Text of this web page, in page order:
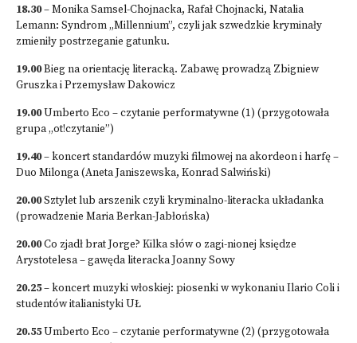
18.30– Monika Samsel-Chojnacka, Rafał Chojnacki, Natalia
Lemann: Syndrom „Millennium”, czyli jak szwedzkie kryminały
zmieniły postrzeganie gatunku.
19.00Bieg na orientację literacką. Zabawę prowadzą Zbigniew
Gruszka i Przemysław Dakowicz
19.00Umberto Eco – czytanie performatywne (1) (przygotowała
grupa „ot!czytanie”)
19.40– koncert standardów muzyki filmowej na akordeon i harfę –
Duo Milonga (Aneta Janiszewska, Konrad Salwiński)
20.00Sztylet lub arszenik czyli kryminalno-literacka układanka
(prowadzenie Maria Berkan-Jabłońska)
20.00Co zjadł brat Jorge? Kilka słów o zagi-nionej księdze
Arystotelesa – gawęda literacka Joanny Sowy
20.25– koncert muzyki włoskiej: piosenki w wykonaniu Ilario Coli i
studentów italianistyki UŁ
20.55Umberto Eco – czytanie performatywne (2) (przygotowała